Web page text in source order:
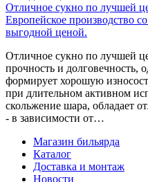
Отличное сукно по лучшей
Европейское производство
выгодной ценой.
Отличное сукно по лучшей
прочность и долговечность,
формирует хорошую
при длительном активном
скольжение шара, обладает
- в зависимости от…
Магазин бильярда
Каталог
Доставка и монтаж
Новости